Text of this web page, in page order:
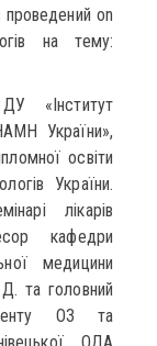
on
на тему:
«Інститут
України»,
освіти
України.
лікарів
кафедри
медицини
та головний
ОЗ та